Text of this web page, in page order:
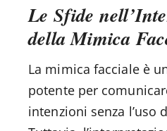
Le Sfide
della Mimica
La mimica facciale è
potente per
intenzioni senza l’uso